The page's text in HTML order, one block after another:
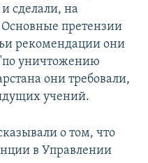
сделали, на
претензии
рекомендации они
уничтожению
они требовали,
учений.
о том, что
в Управлении